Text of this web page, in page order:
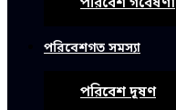
পরিবেশগত সমস্যা
পরিবেশ দূষণ